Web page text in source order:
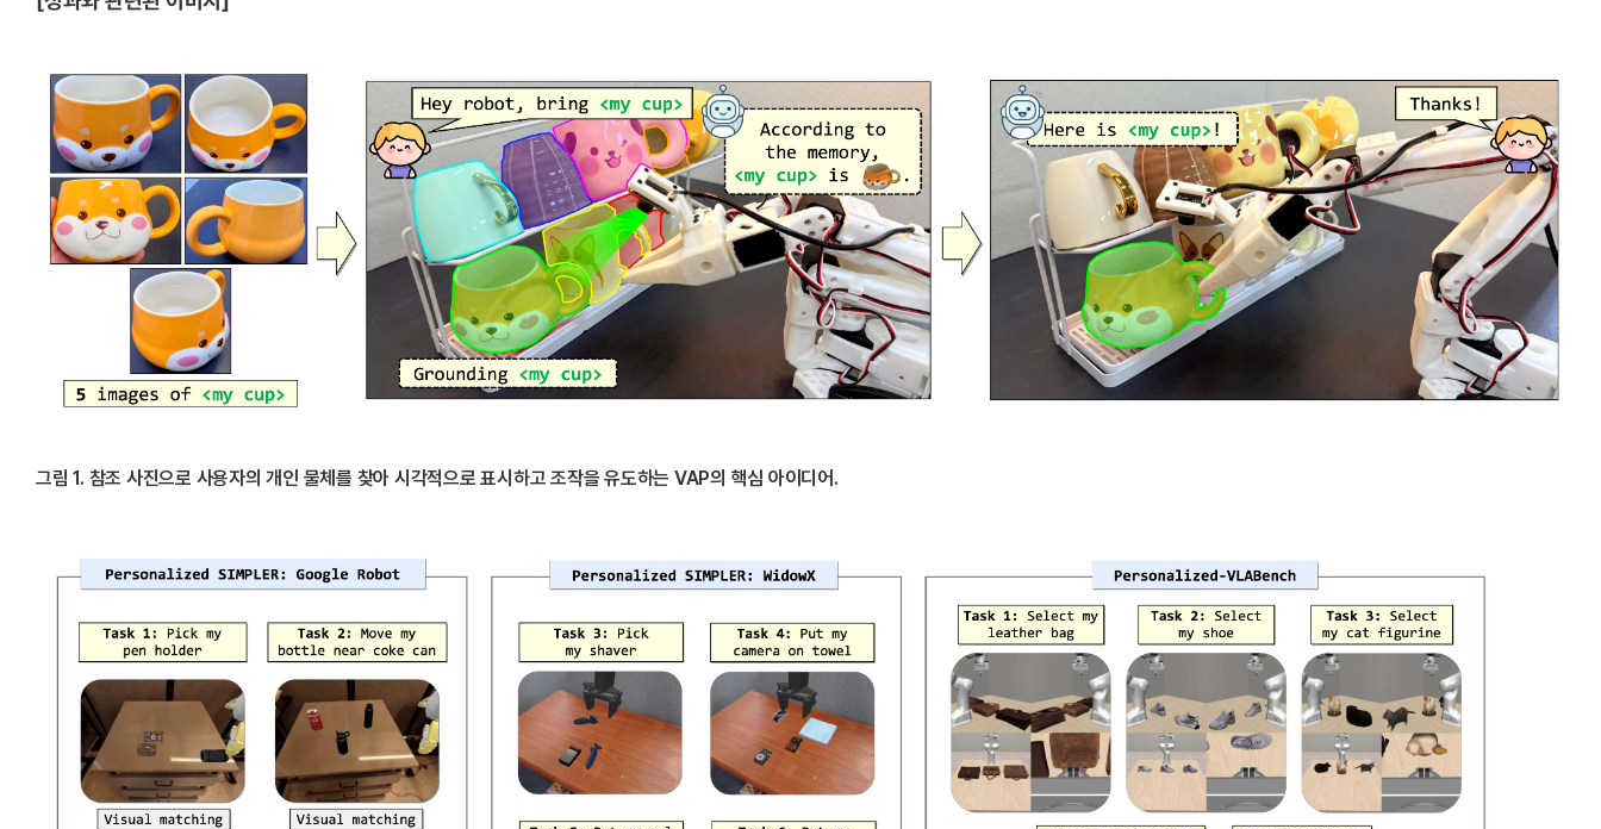
그림 1. 참조 사진으로 사용자의 개인 물체를 찾아 시각적으로 표시하고 조작을 유도하는 VAP의 핵심 아이디어.